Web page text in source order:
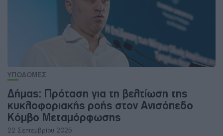
ΥΠΟΔΟΜΕΣ
Δήμας: Πρόταση για τη βελτίωση της
κυκλοφοριακής ροής στον Ανισόπεδο
Κόμβο Μεταμόρφωσης
22 Σεπτεμβρίου 2025